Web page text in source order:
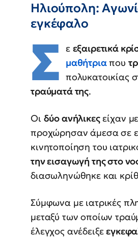
Ηλιούπολη:
εγκέφαλο
Σ ε εξαιρετικά
μαθήτριαπου
πολυκατοικίας
τραύματά της.
Οι δύο ανήλικεςείχαν
προχώρησαν άμεσα σε
κινητοποίηση του
την εισαγωγή της στο
διασωληνώθηκε και
Σύμφωνα με ιατρικές
μεταξύ των οποίων
έλεγχος ανέδειξε